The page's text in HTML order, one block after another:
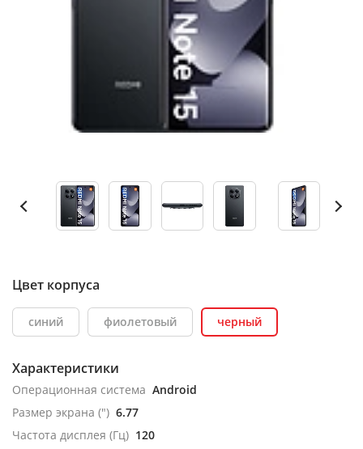
Цвет корпуса
синий фиолетовый черный
Характеристики
Операционная система Android
Размер экрана (") 6.77
Частота дисплея (Гц) 120